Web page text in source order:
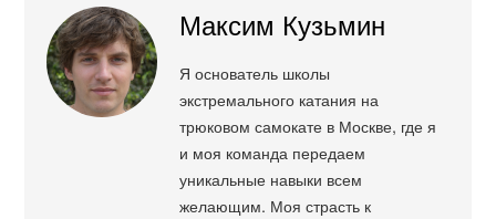
Максим Кузьмин
Я основатель школы
экстремального катания на
трюковом самокате в Москве, где я
и моя команда передаем
уникальные навыки всем
желающим. Моя страсть к